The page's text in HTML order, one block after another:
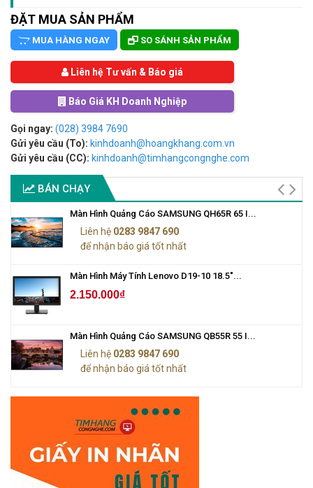
ĐẶT MUA SẢN PHẨM
MUA HÀNG NGAY SO SÁNH SẢN PHẨM
Liên hệ Tư vấn & Báo giá
Báo Giá KH Doanh Nghiệp
Gọi ngay: (028) 3984 7690
Gửi yêu cầu (To): kinhdoanh@hoangkhang.com.vn
Gửi yêu cầu (CC): kinhdoanh@timhangcongnghe.com
BÁN CHẠY
Màn Hình Quảng Cáo SAMSUNG QH65R 65 I...
Liên hệ 0283 9847 690
để nhận báo giá tốt nhất
Màn Hình Máy Tính Lenovo D19-10 18.5"...
2.150.000₫
Màn Hình Quảng Cáo SAMSUNG QB55R 55 I...
Liên hệ 0283 9847 690
để nhận báo giá tốt nhất